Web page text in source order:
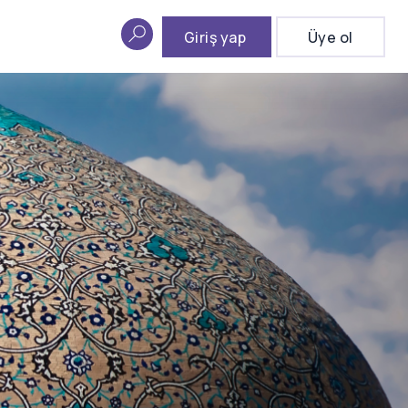
Giriş yap Üye ol